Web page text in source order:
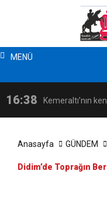
MENÜ
16:38 Kemeraltı’nın
Anasayfa GÜNDEM
Didim’de Toprağın